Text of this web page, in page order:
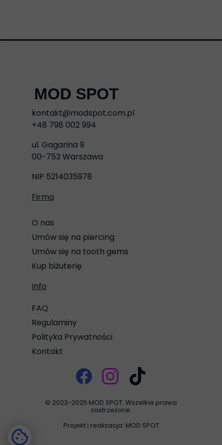
MOD SPOT
kontakt@modspot.com.pl
+48 798 002 994
ul. Gagarina 9
00-753 Warszawa
NIP 5214035978
Firma
O nas
Umów się na piercing
Umów się na tooth gems
Kup biżuterię
Info
FAQ
Regulaminy
Polityka Prywatności
Kontakt
© 2023-2025 MOD SPOT. Wszelkie prawa
zastrzeżone.
Projekt i realizacja: MOD SPOT